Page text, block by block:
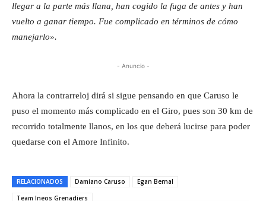
llegar a la parte más llana, han cogido la fuga de antes y han
vuelto a ganar tiempo. Fue complicado en términos de cómo
manejarlo».
- Anuncio -
Ahora la contrarreloj dirá si sigue pensando en que Caruso le
puso el momento más complicado en el Giro, pues son 30 km de
recorrido totalmente llanos, en los que deberá lucirse para poder
quedarse con el Amore Infinito.
RELACIONADOS Damiano Caruso
Egan Bernal
Team Ineos Grenadiers